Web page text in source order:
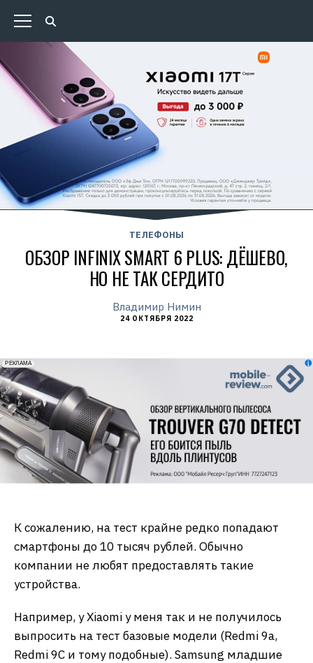
ТЕЛЕФОНЫ
ОБЗОР INFINIX SMART 6 PLUS: ДЁШЕВО,
НО НЕ ТАК СЕРДИТО
Владимир Нимин
24 ОКТЯБРЯ 2022
erid: 2VfnxxmNzs5
РЕКЛАМА
К сожалению, на тест крайне редко попадают
смартфоны до 10 тысяч рублей. Обычно
компании не любят предоставлять такие
устройства.
Например, у Xiaomi у меня так и не получилось
выпросить на тест базовые модели (Redmi 9a,
Redmi 9C и тому подобные). Samsung младшие